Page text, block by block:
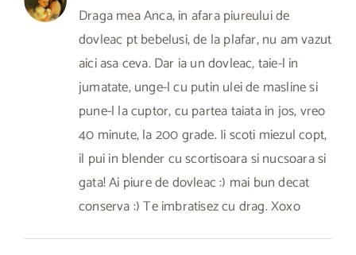
Draga mea Anca, in afara piureului de
dovleac pt bebelusi, de la plafar, nu am vazut
aici asa ceva. Dar ia un dovleac, taie-l in
jumatate, unge-l cu putin ulei de masline si
pune-l la cuptor, cu partea taiata in jos, vreo
40 minute, la 200 grade. Ii scoti miezul copt,
il pui in blender cu scortisoara si nucsoara si
gata! Ai piure de dovleac :) mai bun decat
conserva :) Te imbratisez cu drag. Xoxo